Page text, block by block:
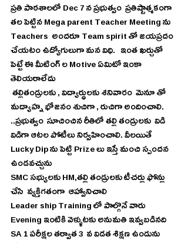
ప్రతి పాఠశాలలో Dec 7 న ప్రభుత్వం  ప్రతిష్టాత్మకంగా
తల పెట్టిన Mega parent Teacher Meeting ను
Teachers  అందరూ Team spirit తో జయప్రదం
చేయటం ఉద్యోగులుగా మన విధి.   ఇంత ఖర్చుతో
పెట్టే ఈ మీటింగ్ ల Motive ఏమిటో ఇంకా
తెలియరాలేదు
మద్యాహ్న భోజనం శుచిగా , రుచిగా అందించాలి.
..ప్రభుత్వం  సూచించిన రీతిలో తల్లి తండ్రులకు  విడి
విడిగా ఆటల పోటీలు నిర్వహించాలి. వీలయితే
Lucky Dip ను పెట్టి Prize లు ఇస్తే మంచి స్పందన
ఉండవచ్చును
SMC సభ్యులకు HM,తల్లి తండ్రులకు టీచర్లు ఫోన్లు
చేసి  వ్యక్తిగతంగా  ఆహ్వానిచాలి
Leader ship Training లో పాల్గొనే వారు
Evening ఇంటికి వెళ్ళుటకు అనుమతి ఇవ్వబడినది
SA 1 పరీక్షల తర్వాత 3  వ విడత శిక్షణ ఉండును